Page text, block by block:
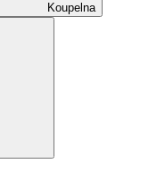
Koupelna